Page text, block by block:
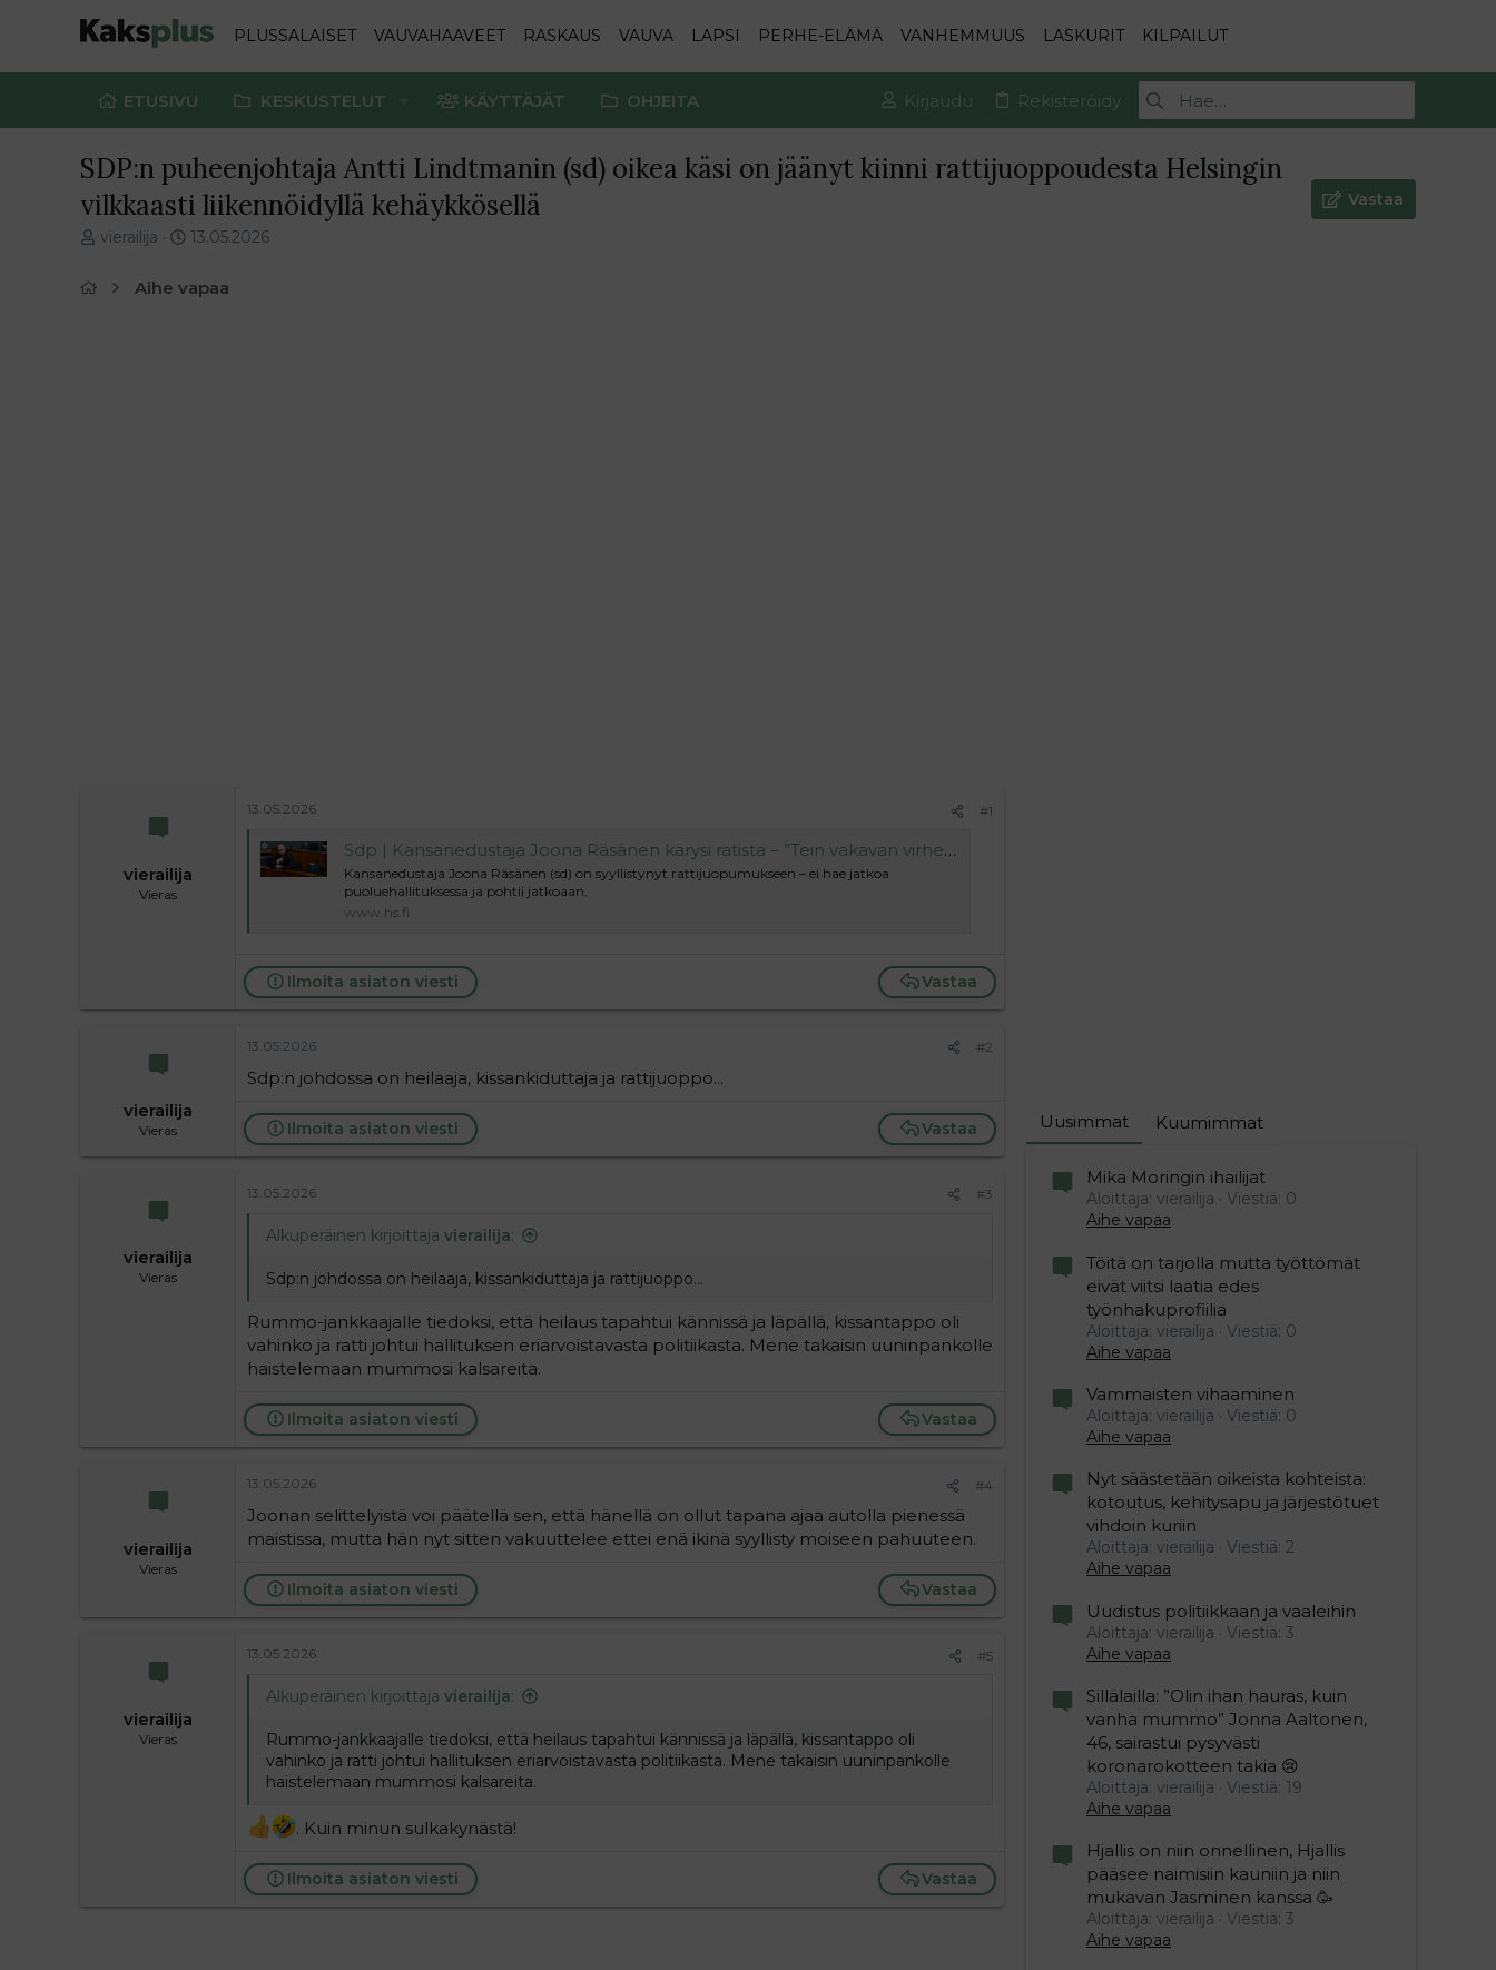
PLUSSALAISET VAUVAHAAVEET RASKAUS VAUVA LAPSI PERHE-ELÄMÄ VANHEMMUUS LASKURIT KILPAILUT
ETUSIVU KESKUSTELUT KÄYTTÄJÄT OHJEITA Kirjaudu Rekisteröidy
SDP:n puheenjohtaja Antti Lindtmanin (sd) oikea käsi on jäänyt kiinni rattijuoppoudesta Helsingin
vilkkaasti liikennöidyllä kehäykkösellä
V
vierailija
E
i
13.05.2026
Vastaa
Aihe vapaa
vierailija
Vieras
13.05.2026 #1
Sdp | Kansanedustaja Joona Räsänen kärysi ratista – ”Tein vakavan virhearvion”
Kansanedustaja Joona Räsänen (sd) on syyllistynyt rattijuopumukseen – ei hae jatkoa
puoluehallituksessa ja pohtii jatkoaan.
www.hs.fi
Vastaa
Ilmoita asiaton viesti
vierailija
Vieras
13.05.2026 #2
Sdp:n johdossa on heilaaja, kissankiduttaja ja rattijuoppo...
Vastaa
Ilmoita asiaton viesti
vierailija
Vieras
13.05.2026 #3
Alkuperäinen kirjoittaja vierailija:
Sdp:n johdossa on heilaaja, kissankiduttaja ja rattijuoppo...
Rummo-jankkaajalle tiedoksi, että heilaus tapahtui kännissä ja läpällä, kissantappo oli
vahinko ja ratti johtui hallituksen eriarvoistavasta politiikasta. Mene takaisin uuninpankolle
haistelemaan mummosi kalsareita.
Vastaa
Ilmoita asiaton viesti
vierailija
Vieras
13.05.2026 #4
Joonan selittelyistä voi päätellä sen, että hänellä on ollut tapana ajaa autolla pienessä
maistissa, mutta hän nyt sitten vakuuttelee ettei enä ikinä syyllisty moiseen pahuuteen.
Vastaa
Ilmoita asiaton viesti
vierailija
Vieras
13.05.2026 #5
Alkuperäinen kirjoittaja vierailija:
Rummo-jankkaajalle tiedoksi, että heilaus tapahtui kännissä ja läpällä, kissantappo oli
vahinko ja ratti johtui hallituksen eriarvoistavasta politiikasta. Mene takaisin uuninpankolle
haistelemaan mummosi kalsareita.
. Kuin minun sulkakynästä!
Vastaa
Ilmoita asiaton viesti
Uusimmat Kuumimmat
Mika Moringin ihailijat
Aloittaja: vierailija
Viestiä: 0
Aihe vapaa
Töitä on tarjolla mutta työttömät
eivät viitsi laatia edes
työnhakuprofiilia
Aloittaja: vierailija
Viestiä: 0
Aihe vapaa
Vammaisten vihaaminen
Aloittaja: vierailija
Viestiä: 0
Aihe vapaa
Nyt säästetään oikeista kohteista:
kotoutus, kehitysapu ja järjestötuet
vihdoin kuriin
Aloittaja: vierailija
Viestiä: 2
Aihe vapaa
Uudistus politiikkaan ja vaaleihin
Aloittaja: vierailija
Viestiä: 3
Aihe vapaa
Sillälailla: ”Olin ihan hauras, kuin
vanha mummo” Jonna Aaltonen,
46, sairastui pysyvästi
koronarokotteen takia 😢
Aloittaja: vierailija
Viestiä: 19
Aihe vapaa
Hjallis on niin onnellinen, Hjallis
pääsee naimisiin kauniin ja niin
mukavan Jasminen kanssa 🥳
Aloittaja: vierailija
Viestiä: 3
Aihe vapaa